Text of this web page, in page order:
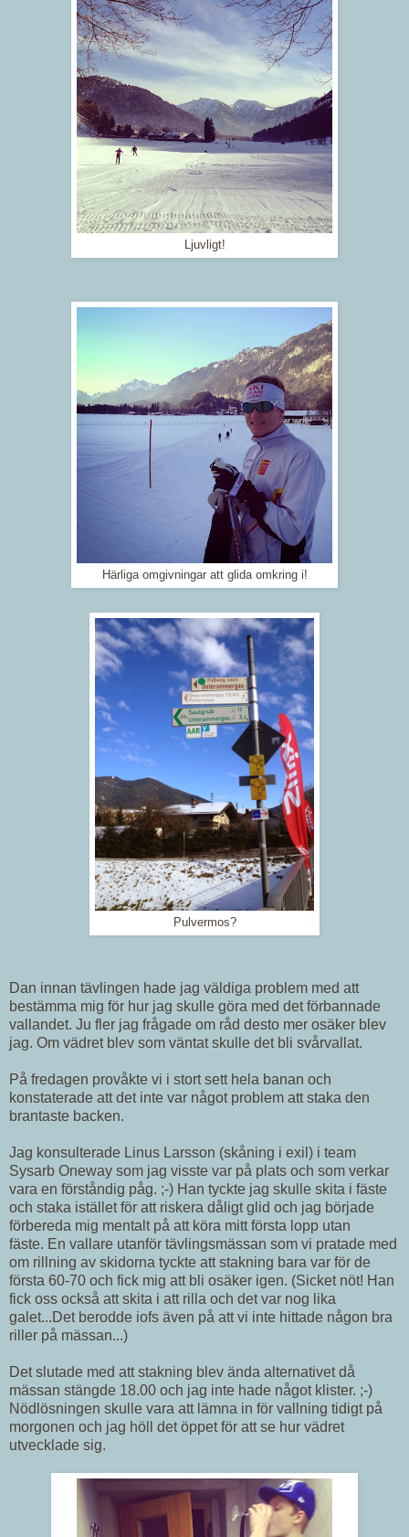
Ljuvligt!
Härliga omgivningar att glida omkring i!
Pulvermos?
Dan innan tävlingen hade jag väldiga problem med att
bestämma mig för hur jag skulle göra med det förbannade
vallandet. Ju fler jag frågade om råd desto mer osäker blev
jag. Om vädret blev som väntat skulle det bli svårvallat.
På fredagen provåkte vi i stort sett hela banan och
konstaterade att det inte var något problem att staka den
brantaste backen.
Jag konsulterade Linus Larsson (skåning i exil) i team
Sysarb Oneway som jag visste var på plats och som verkar
vara en förståndig påg. ;-) Han tyckte jag skulle skita i fäste
och staka istället för att riskera dåligt glid och jag började
förbereda mig mentalt på att köra mitt första lopp utan
fäste. En vallare utanför tävlingsmässan som vi pratade med
om rillning av skidorna tyckte att stakning bara var för de
första 60-70 och fick mig att bli osäker igen. (Sicket nöt! Han
fick oss också att skita i att rilla och det var nog lika
galet...Det berodde iofs även på att vi inte hittade någon bra
riller på mässan...)
Det slutade med att stakning blev ända alternativet då
mässan stängde 18.00 och jag inte hade något klister. ;-)
Nödlösningen skulle vara att lämna in för vallning tidigt på
morgonen och jag höll det öppet för att se hur vädret
utvecklade sig.